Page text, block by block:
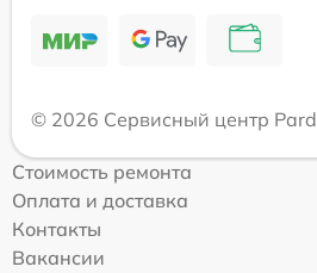
© 2026 Сервисный центр Pard
Стоимость ремонта
Оплата и доставка
Контакты
Вакансии